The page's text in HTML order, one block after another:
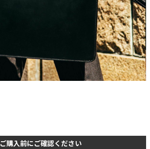
ご購入前にご確認ください